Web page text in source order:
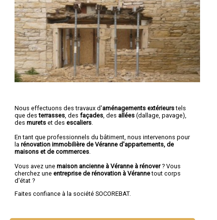
Nous effectuons des travaux d'aménagements extérieurstels
que desterrasses , des façades , des allées (dallage, pavage),
des murets et des escaliers
En tant que professionnels du bâtiment, nous intervenons pour
la rénovation immobilière de Véranne d'appartements, de
maisons et de commerces
Vous avez une maison ancienne à Véranne à rénover? Vous
cherchez une entreprise de rénovation à Vérannetout corps
d'état ?
Faites confiance à la société SOCOREBAT.